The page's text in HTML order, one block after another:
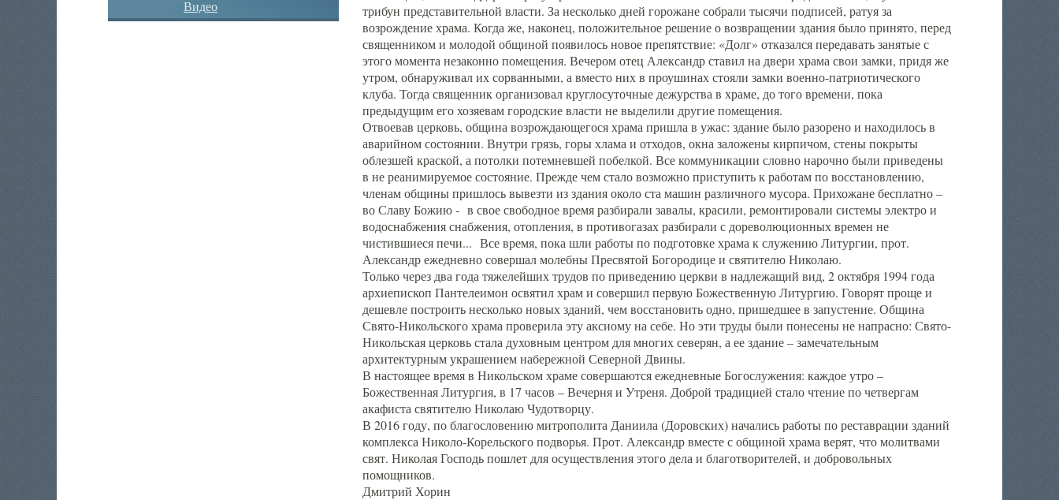
Видео
трибун представительной власти. За несколько дней горожане собрали тысячи подписей, ратуя за
возрождение храма. Когда же, наконец, положительное решение о возвращении здания было принято, перед
священником и молодой общиной появилось новое препятствие: «Долг» отказался передавать занятые с
этого момента незаконно помещения. Вечером отец Александр ставил на двери храма свои замки, придя же
утром, обнаруживал их сорванными, а вместо них в проушинах стояли замки военно-патриотического
клуба. Тогда священник организовал круглосуточные дежурства в храме, до того времени, пока
предыдущим его хозяевам городские власти не выделили другие помещения.
Отвоевав церковь, община возрождающегося храма пришла в ужас: здание было разорено и находилось в
аварийном состоянии. Внутри грязь, горы хлама и отходов, окна заложены кирпичом, стены покрыты
облезшей краской, а потолки потемневшей побелкой. Все коммуникации словно нарочно были приведены
в не реанимируемое состояние. Прежде чем стало возможно приступить к работам по восстановлению,
членам общины пришлось вывезти из здания около ста машин различного мусора. Прихожане бесплатно –
во Славу Божию - в свое свободное время разбирали завалы, красили, ремонтировали системы электро и
водоснабжения снабжения, отопления, в противогазах разбирали с дореволюционных времен не
чистившиеся печи... Все время, пока шли работы по подготовке храма к служению Литургии, прот.
Александр ежедневно совершал молебны Пресвятой Богородице и святителю Николаю.
Только через два года тяжелейших трудов по приведению церкви в надлежащий вид, 2 октября 1994 года
архиепископ Пантелеимон освятил храм и совершил первую Божественную Литургию. Говорят проще и
дешевле построить несколько новых зданий, чем восстановить одно, пришедшее в запустение. Община
Свято-Никольского храма проверила эту аксиому на себе. Но эти труды были понесены не напрасно: Свято-
Никольская церковь стала духовным центром для многих северян, а ее здание – замечательным
архитектурным украшением набережной Северной Двины.
В настоящее время в Никольском храме совершаются ежедневные Богослужения: каждое утро –
Божественная Литургия, в 17 часов – Вечерня и Утреня. Доброй традицией стало чтение по четвергам
акафиста святителю Николаю Чудотворцу.
В 2016 году, по благословению митрополита Даниила (Доровских) начались работы по реставрации зданий
комплекса Николо-Корельского подворья. Прот. Александр вместе с общиной храма верят, что молитвами
свят. Николая Господь пошлет для осуществления этого дела и благотворителей, и добровольных
помощников.
Дмитрий Хорин